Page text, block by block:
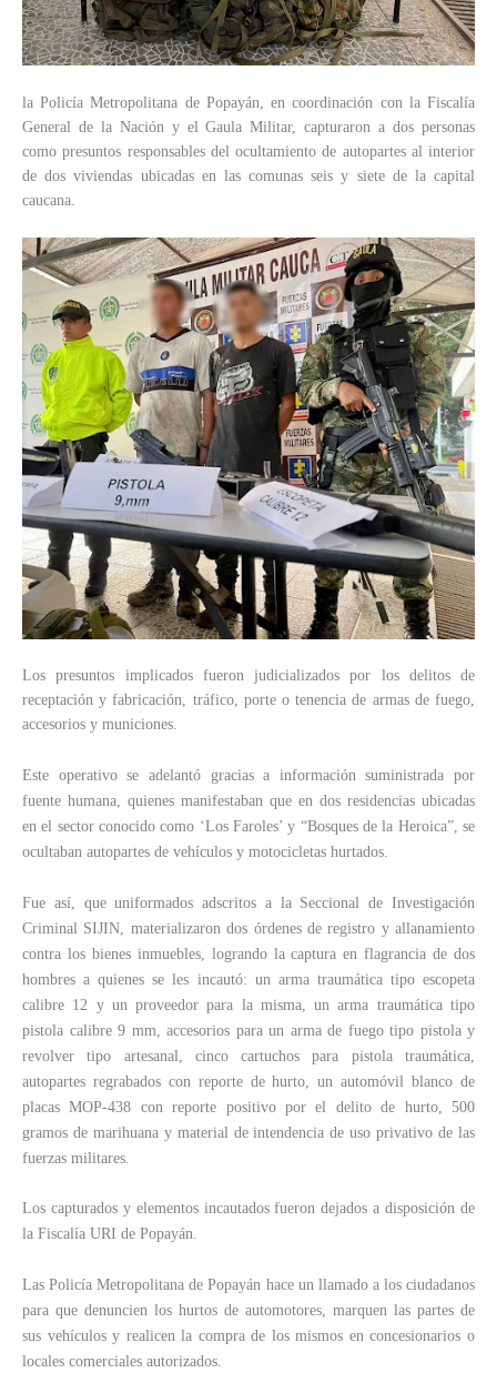
la Policía Metropolitana de Popayán, en coordinación con la Fiscalía
General de la Nación y el Gaula Militar, capturaron a dos personas
como presuntos responsables del ocultamiento de autopartes al interior
de dos viviendas ubicadas en las comunas seis y siete de la capital
caucana.
Los presuntos implicados fueron judicializados por los delitos de
receptación y fabricación, tráfico, porte o tenencia de armas de fuego,
accesorios y municiones.
Este operativo se adelantó gracias a información suministrada por
fuente humana, quienes manifestaban que en dos residencias ubicadas
en el sector conocido como ‘Los Faroles’ y “Bosques de la Heroica”, se
ocultaban autopartes de vehículos y motocicletas hurtados.
Fue así, que uniformados adscritos a la Seccional de Investigación
Criminal SIJIN, materializaron dos órdenes de registro y allanamiento
contra los bienes inmuebles, logrando la captura en flagrancia de dos
hombres a quienes se les incautó: un arma traumática tipo escopeta
calibre 12 y un proveedor para la misma, un arma traumática tipo
pistola calibre 9 mm, accesorios para un arma de fuego tipo pistola y
revolver tipo artesanal, cinco cartuchos para pistola traumática,
autopartes regrabados con reporte de hurto, un automóvil blanco de
placas MOP-438 con reporte positivo por el delito de hurto, 500
gramos de marihuana y material de intendencia de uso privativo de las
fuerzas militares.
Los capturados y elementos incautados fueron dejados a disposición de
la Fiscalía URI de Popayán.
Las Policía Metropolitana de Popayán hace un llamado a los ciudadanos
para que denuncien los hurtos de automotores, marquen las partes de
sus vehículos y realicen la compra de los mismos en concesionarios o
locales comerciales autorizados.